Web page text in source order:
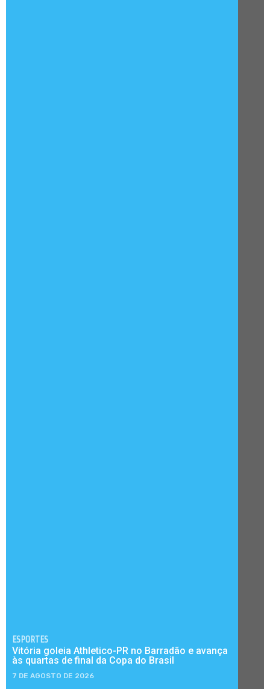
ESPORTES
Vitória goleia Athletico-PR no Barradão e avança
às quartas de final da Copa do Brasil
7 DE AGOSTO DE 2026